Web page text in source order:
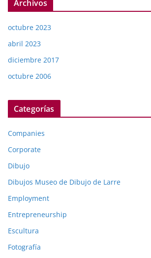
Archivos
octubre 2023
abril 2023
diciembre 2017
octubre 2006
Categorías
Companies
Corporate
Dibujo
Dibujos Museo de Dibujo de Larre
Employment
Entrepreneurship
Escultura
Fotografía